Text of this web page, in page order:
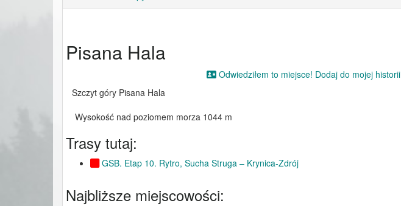
Pisana Hala
Odwiedziłem to miejsce! Dodaj do mojej historii
Szczyt góry Pisana Hala
Wysokość nad poziomem morza 1044 m
Trasy tutaj:
GSB. Etap 10. Rytro, Sucha Struga – Krynica-Zdrój
Najbliższe miejscowości: